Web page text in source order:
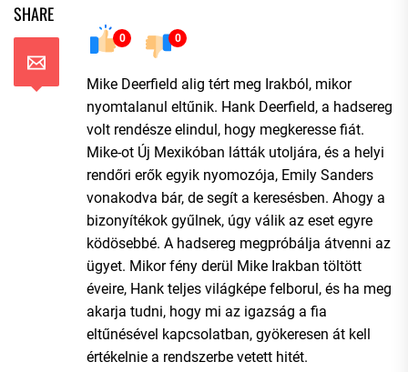
SHARE
0 0
Mike Deerfield alig tért meg Irakból, mikor
nyomtalanul eltűnik. Hank Deerfield, a hadsereg
volt rendésze elindul, hogy megkeresse fiát.
Mike-ot Új Mexikóban látták utoljára, és a helyi
rendőri erők egyik nyomozója, Emily Sanders
vonakodva bár, de segít a keresésben. Ahogy a
bizonyítékok gyűlnek, úgy válik az eset egyre
ködösebbé. A hadsereg megpróbálja átvenni az
ügyet. Mikor fény derül Mike Irakban töltött
éveire, Hank teljes világképe felborul, és ha meg
akarja tudni, hogy mi az igazság a fia
eltűnésével kapcsolatban, gyökeresen át kell
értékelnie a rendszerbe vetett hitét.